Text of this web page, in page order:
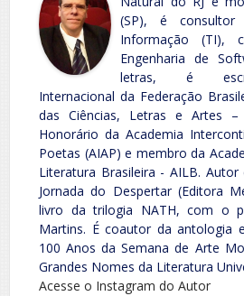
(SP), é
Informação (TI),
Engenharia de
letras, é
Internacional da Federação
das Ciências, Letras e Artes –
Honorário da Academia
Poetas (AIAP) e membro da
Literatura Brasileira - AILB.
Jornada do Despertar (Editora
livro da trilogia NATH, com o
Martins. É coautor da antologia
100 Anos da Semana de Arte
Grandes Nomes da Literatura
Acesse o Instagram do Autor